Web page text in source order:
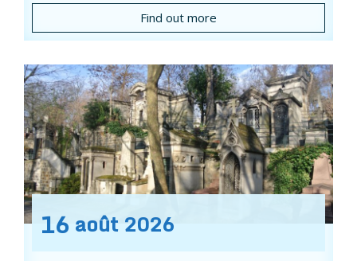
Find out more
16 août 2026